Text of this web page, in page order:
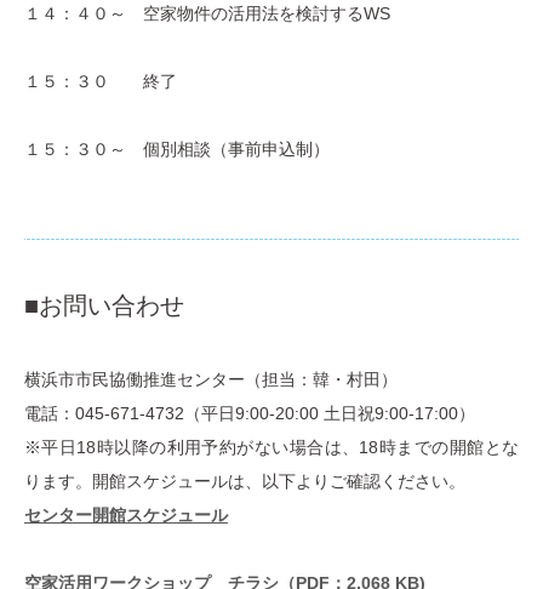
１４：４０～ 空家物件の活用法を検討するWS
１５：３０ 終了
１５：３０～ 個別相談（事前申込制）
■お問い合わせ
横浜市市民協働推進センター（担当：韓・村田）
電話：045-671-4732（平日9:00-20:00 土日祝9:00-17:00）
※平日18時以降の利用予約がない場合は、18時までの開館とな
ります。開館スケジュールは、以下よりご確認ください。
センター開館スケジュール
空家活用ワークショップ チラシ（PDF：2,068 KB)